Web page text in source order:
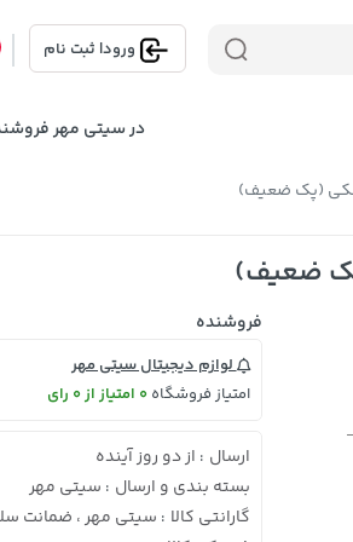
ورود| ثبت نام
در سیتی مهر
فروشنده
لوازم دیجیتال سیتی مهر
امتیاز فروشگاه0 امتیاز از 0 رای
ارسال : از دو روز آینده
بسته بندی و ارسال : سیتی مهر
گارانتی کالا : سیتی مهر ، ضمانت